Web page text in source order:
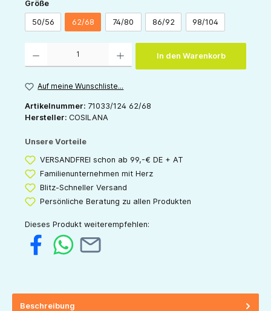
Größeauswählen
50/56 62/68 74/80 86/92 98/104
In den Warenkorb
Auf meine Wunschliste...
Artikelnummer: 71033/124 62/68
Hersteller: COSILANA
Unsere Vorteile
VERSANDFREI schon ab 99,-€ DE + AT
Familienunternehmen mit Herz
Blitz-Schneller Versand
Persönliche Beratung zu allen Produkten
Dieses Produkt weiterempfehlen:
Beschreibung